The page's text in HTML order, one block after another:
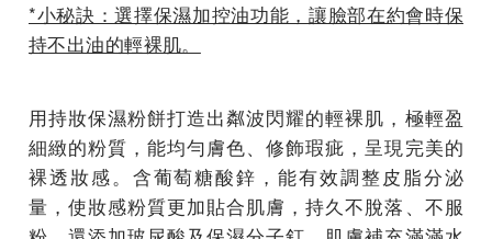
*小秘訣：選擇保濕加控油功能，讓臉部在約會時保
持不出油的輕裸肌。
用持妝保濕粉餅打造出粼波閃耀的輕裸肌，極輕盈
細緻的粉質，能均勻膚色、修飾瑕疵，呈現完美的
裸透妝感。含葡萄糖酸鋅，能有效調整皮脂分泌
量，使妝感粉質更加貼合肌膚，持久不脫落、不服